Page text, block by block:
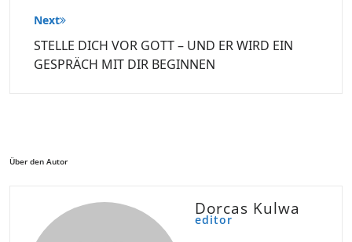
Next
STELLE DICH VOR GOTT – UND ER WIRD EIN
GESPRÄCH MIT DIR BEGINNEN
Über den Autor
Dorcas Kulwa
editor